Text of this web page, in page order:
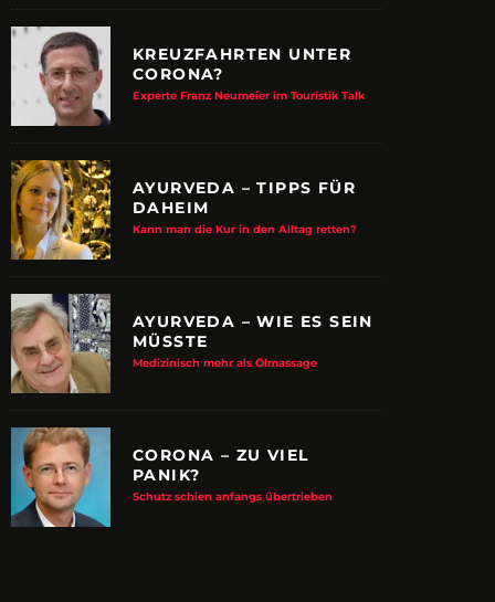
MACHER
System werden Reisen sicherer
ZUPANCIC
KREUZFAHRTEN UNTER
CORONA?
Experte Franz Neumeier im Touristik Talk
AYURVEDA – TIPPS FÜR
DAHEIM
Kann man die Kur in den Alltag retten?
AYURVEDA – WIE ES SEIN
MÜSSTE
Medizinisch mehr als Ölmassage
CORONA – ZU VIEL
PANIK?
Schutz schien anfangs übertrieben